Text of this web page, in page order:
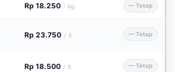
Rp 18.250 / kg — Tetap
Rp 23.750 / lt — Tetap
Rp 18.500 / lt — Tetap